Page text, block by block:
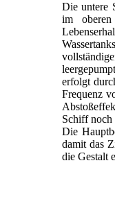
Die untere
im
erfolgt
Frequenz
Schiff noch
Die
damit das
die Gestalt